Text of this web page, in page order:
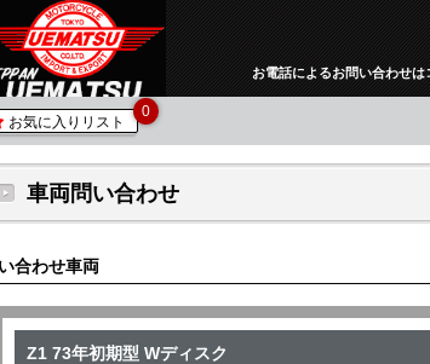
お電話によるお問い合わせは
お気に入りリスト
0
車両問い合わせ
合わせ車両
Z1 73年初期型 Wディスク